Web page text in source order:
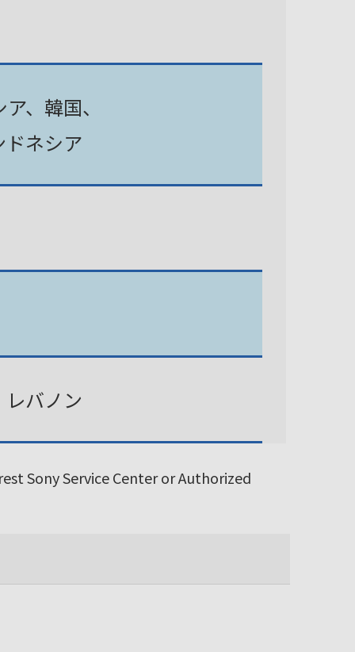
、韓国、
ネシア
バノン
Sony Service Center or Authorized